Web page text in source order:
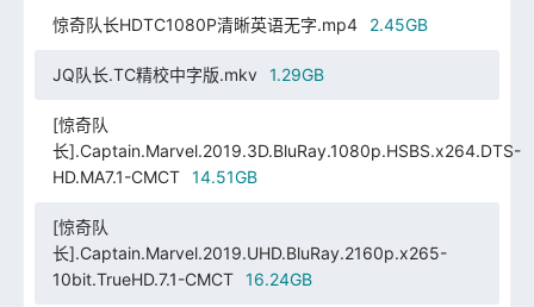
惊奇队长HDTC1080P清晰英语无字.mp4 2.45GB
JQ队长.TC精校中字版.mkv 1.29GB
[惊奇队
长].Captain.Marvel.2019.3D.BluRay.1080p.HSBS.x264.DTS-
HD.MA7.1-CMCT
14.51GB
[惊奇队
长].Captain.Marvel.2019.UHD.BluRay.2160p.x265-
10bit.TrueHD.7.1-CMCT
16.24GB